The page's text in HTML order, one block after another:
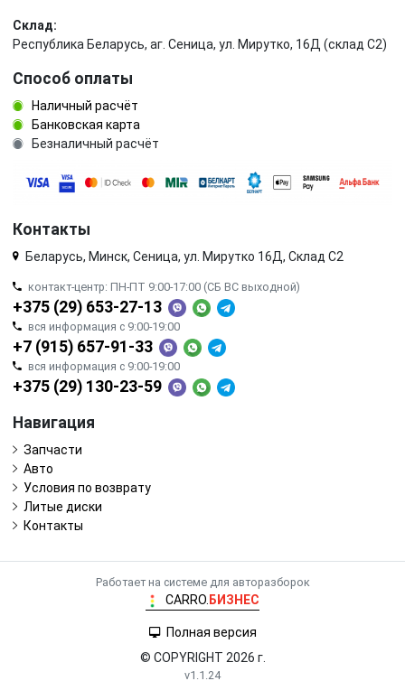
Склад:
Республика Беларусь, аг. Сеница, ул. Мирутко, 16Д (склад С2)
Способ оплаты
Наличный расчёт
Банковская карта
Безналичный расчёт
Контакты
Беларусь, Минск, Сеница, ул. Мирутко 16Д, Склад С2
контакт-центр: ПН-ПТ 9:00-17:00 (СБ ВС выходной)
+375 (29) 653-27-13
вся информация с 9:00-19:00
+7 (915) 657-91-33
вся информация с 9:00-19:00
+375 (29) 130-23-59
Навигация
Запчасти
Авто
Условия по возврату
Литые диски
Контакты
Работает на системе для авторазборок
CARRO. БИЗНЕС
Полная версия
© COPYRIGHT 2026 г.
v1.1.24